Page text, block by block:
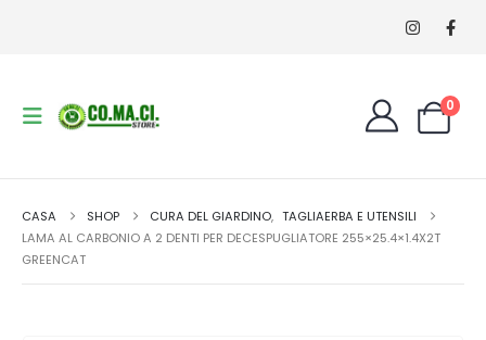
0
CASA SHOP CURA DEL GIARDINO, TAGLIAERBA E UTENSILI
LAMA AL CARBONIO A 2 DENTI PER DECESPUGLIATORE 255×25.4×1.4X2T
GREENCAT